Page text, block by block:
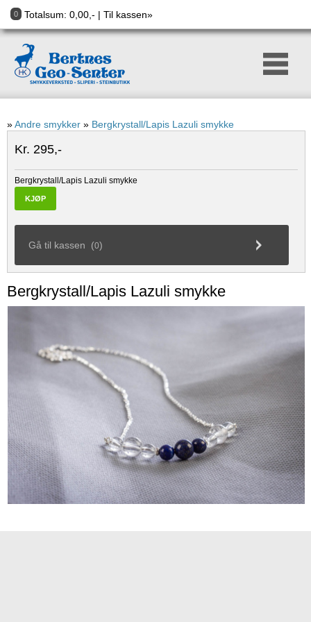
0 Totalsum: 0,00 ,- | Til kassen»
»Andre smykker » Bergkrystall/Lapis Lazuli smykke
Kr. 295,-
Bergkrystall/Lapis Lazuli smykke
KJØP
Gå til kassen (0)
Bergkrystall/Lapis Lazuli smykke